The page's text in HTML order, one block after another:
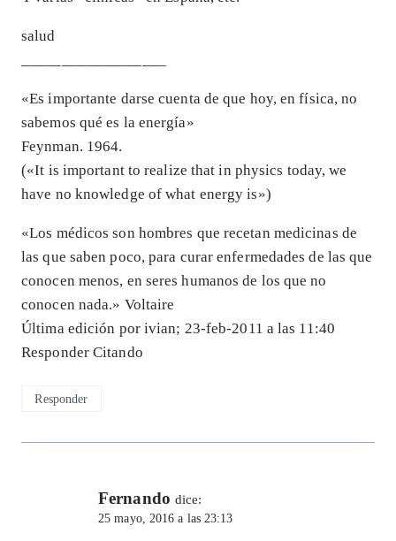
salud
«Es importante darse cuenta de que hoy, en física, no
sabemos qué es la energía»
Feynman. 1964.
(«It is important to realize that in physics today, we
have no knowledge of what energy is»)
«Los médicos son hombres que recetan medicinas de
las que saben poco, para curar enfermedades de las que
conocen menos, en seres humanos de los que no
conocen nada.» Voltaire
Última edición por ivian; 23-feb-2011 a las 11:40
Responder Citando
Responder
Fernando dice:
25 mayo, 2016 a las 23:13